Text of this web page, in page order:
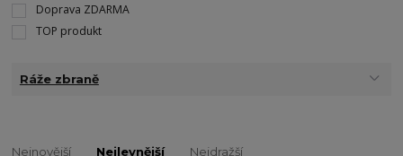
Doprava ZDARMA
TOP produkt
Ráže zbraně
Nejnovější Nejlevnější Nejdražší